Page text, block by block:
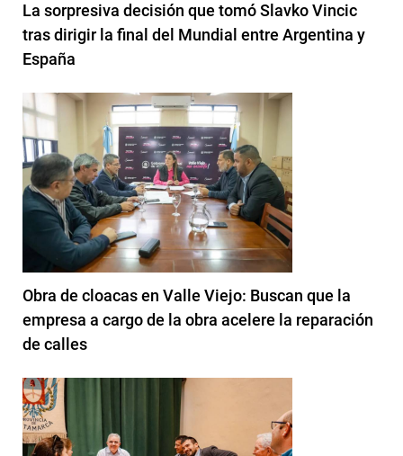
La sorpresiva decisión que tomó Slavko Vincic
tras dirigir la final del Mundial entre Argentina y
España
Obra de cloacas en Valle Viejo: Buscan que la
empresa a cargo de la obra acelere la reparación
de calles